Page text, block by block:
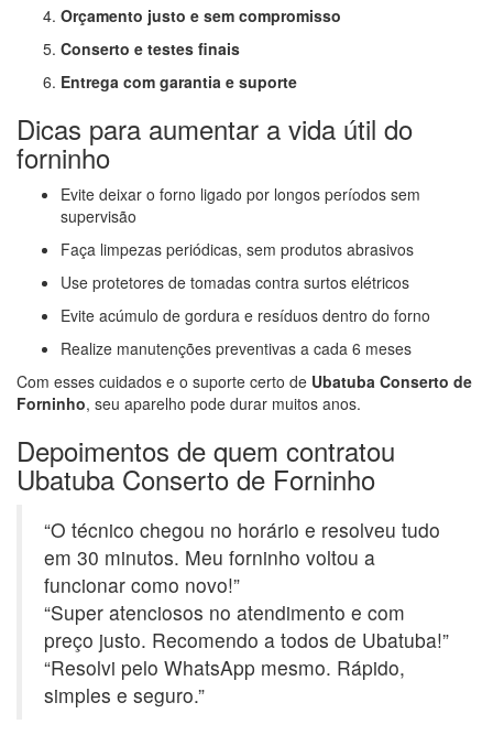
Orçamento justo e sem compromisso
Conserto e testes finais
Entrega com garantia e suporte
Dicas para aumentar a vida útil do
forninho
Evite deixar o forno ligado por longos períodos sem
supervisão
Faça limpezas periódicas, sem produtos abrasivos
Use protetores de tomadas contra surtos elétricos
Evite acúmulo de gordura e resíduos dentro do forno
Realize manutenções preventivas a cada 6 meses
Com esses cuidados e o suporte certo de Ubatuba Conserto de
Forninho, seu aparelho pode durar muitos anos.
Depoimentos de quem contratou
Ubatuba Conserto de Forninho
“O técnico chegou no horário e resolveu tudo
em 30 minutos. Meu forninho voltou a
funcionar como novo!”
“Super atenciosos no atendimento e com
preço justo. Recomendo a todos de Ubatuba!”
“Resolvi pelo WhatsApp mesmo. Rápido,
simples e seguro.”